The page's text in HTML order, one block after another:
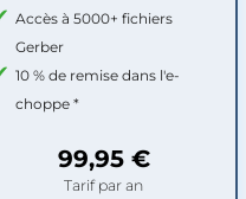
Accès à 5000+ fichiers
Gerber
10 % de remise dans l'e-
choppe *
99,95 €
Tarif par an